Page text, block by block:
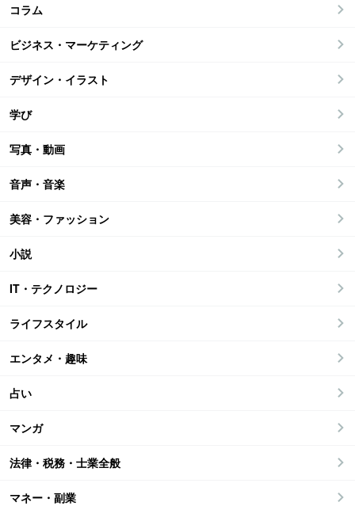
コラム
ビジネス・マーケティング
デザイン・イラスト
学び
写真・動画
音声・音楽
美容・ファッション
小説
IT・テクノロジー
ライフスタイル
エンタメ・趣味
占い
マンガ
法律・税務・士業全般
マネー・副業